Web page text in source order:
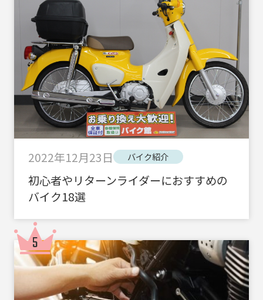
2022年12月23日 バイク紹介
初心者やリターンライダーにおすすめの
バイク18選